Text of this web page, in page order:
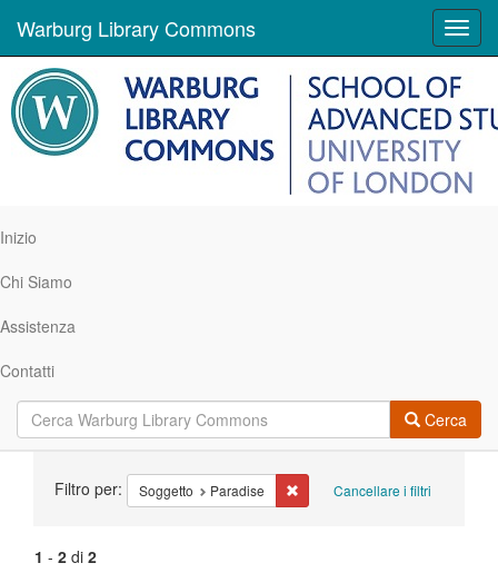
Warburg Library Commons
Inizio
Chi Siamo
Assistenza
Contatti
Cerca
Ricerca Cancellare i filtri
Filtro per: Soggetto Paradise Cancella il filtro Soggetto:
1 - 2 di 2